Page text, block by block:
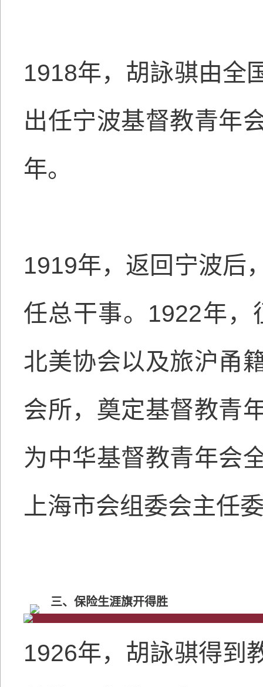
1918年，胡詠骐由全
出任宁波基督教青年
年。
1919年，返回宁波后
任总干事。1922年
北美协会以及旅沪甬
会所，奠定基督教青
为中华基督教青年会
上海市会组委会主任
三、保险生涯旗开得胜
1926年，胡詠骐得到